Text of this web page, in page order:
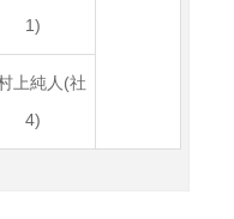
1)
上純人(社
4)